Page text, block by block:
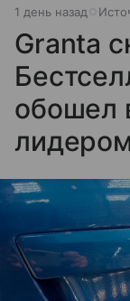
1 день назад
Granta
обошел